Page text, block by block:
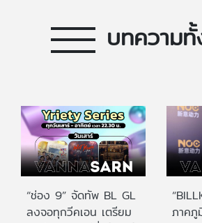
บทความ
“ช่อง 9” จัดทัพ BL GL
ลงจอทุกวีคเอน เตรียม
ภาคภู